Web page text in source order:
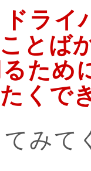
ライ
とば
るため
くで
みて